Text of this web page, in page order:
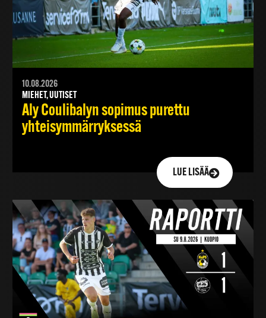
10.08.2026
MIEHET, UUTISET
Aly Coulibalyn sopimus purettu
yhteisymmärryksessä
LUE LISÄÄ